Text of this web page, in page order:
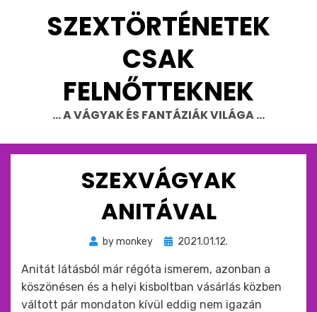
SZEXTÖRTÉNETEK
CSAK
FELNŐTTEKNEK
… A VÁGYAK ÉS FANTÁZIÁK VILÁGA …
SZEXVÁGYAK
ANITÁVAL
bymonkey
Beküldve
:
2021.01.12.
Anitát látásból már régóta ismerem, azonban a
köszönésen és a helyi kisboltban vásárlás közben
váltott pár mondaton kívül eddig nem igazán